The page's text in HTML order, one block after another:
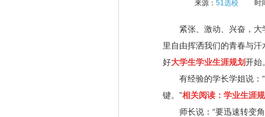
来源： 51选校 时
紧张、激动、兴奋，大
里自由挥洒我们的青春与
好大学生学业生涯规划开始
有经验的学长学姐说：“
键。”相关阅读： 学业生涯
师长说：“要迅速转变角